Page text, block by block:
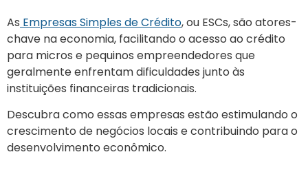
As Empresas Simples de Crédito, ou ESCs, são atores-
chave na economia, facilitando o acesso ao crédito
para micros e pequinos empreendedores que
geralmente enfrentam dificuldades junto às
instituições financeiras tradicionais.
Descubra como essas empresas estão estimulando o
crescimento de negócios locais e contribuindo para o
desenvolvimento econômico.